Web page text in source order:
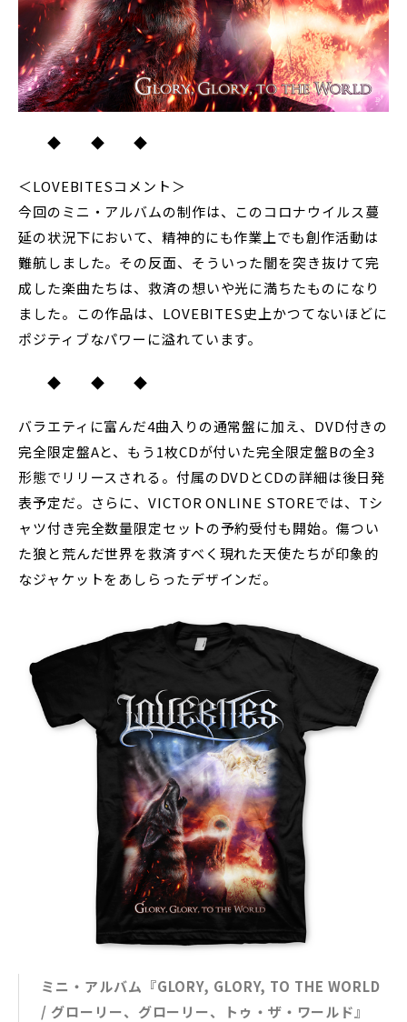
◆ ◆ ◆
＜LOVEBITESコメント＞
今回のミニ・アルバムの制作は、このコロナウイルス蔓
延の状況下において、精神的にも作業上でも創作活動は
難航しました。その反面、そういった闇を突き抜けて完
成した楽曲たちは、救済の想いや光に満ちたものになり
ました。この作品は、LOVEBITES史上かつてないほどに
ポジティブなパワーに溢れています。
◆ ◆ ◆
バラエティに富んだ4曲入りの通常盤に加え、DVD付きの
完全限定盤Aと、もう1枚CDが付いた完全限定盤Bの全3
形態でリリースされる。付属のDVDとCDの詳細は後日発
表予定だ。さらに、VICTOR ONLINE STOREでは、Tシ
ャツ付き完全数量限定セットの予約受付も開始。傷つい
た狼と荒んだ世界を救済すべく現れた天使たちが印象的
なジャケットをあしらったデザインだ。
ミニ・アルバム『GLORY, GLORY, TO THE WORLD
/ グローリー、グローリー、トゥ・ザ・ワールド』